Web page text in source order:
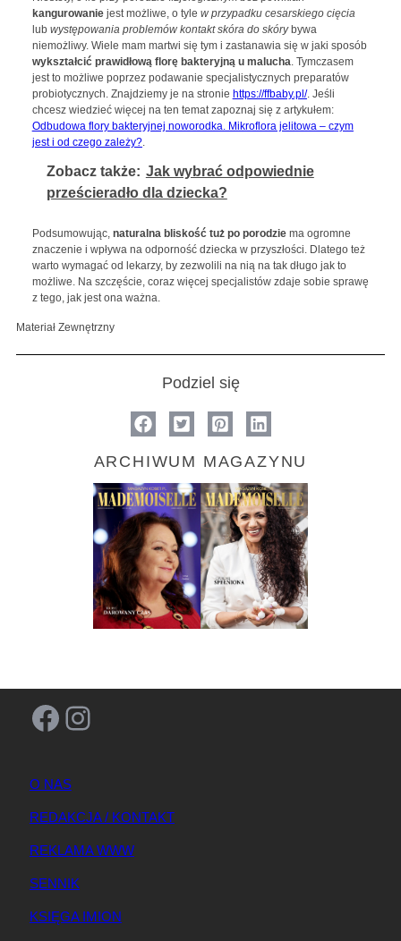
kangurowaniejest możliwe, o tyle w przypadku cesarskiego cięcia
lub występowania problemów kontakt skóra do skórybywa
niemożliwy. Wiele mam martwi się tym i zastanawia się w jaki sposób
wykształcić prawidłową florę bakteryjną u malucha . Tymczasem
jest to możliwe poprzez podawanie specjalistycznych preparatów
probiotycznych. Znajdziemy je na stronie https://ffbaby.pl/. Jeśli
chcesz wiedzieć więcej na ten temat zapoznaj się z artykułem:
Odbudowa flory bakteryjnej noworodka. Mikroflora jelitowa – czym
jest i od czego zależy?.
Zobacz także: Jak wybrać odpowiednie
prześcieradło dla dziecka?
Podsumowując, naturalna bliskość tuż po porodziema ogromne
znaczenie i wpływa na odporność dziecka w przyszłości. Dlatego też
warto wymagać od lekarzy, by zezwolili na nią na tak długo jak to
możliwe. Na szczęście, coraz więcej specjalistów zdaje sobie sprawę
z tego, jak jest ona ważna.
Materiał Zewnętrzny
Podziel się
ARCHIWUM MAGAZYNU
Facebook Instagram
O NAS
REDAKCJA / KONTAKT
REKLAMA WWW
SENNIK
KSIĘGA IMION